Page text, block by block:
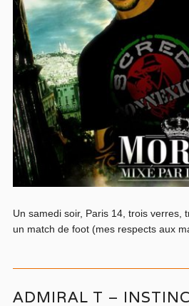
Un samedi soir, Paris 14, trois verres,
un match de foot (mes respects aux
ADMIRAL T –